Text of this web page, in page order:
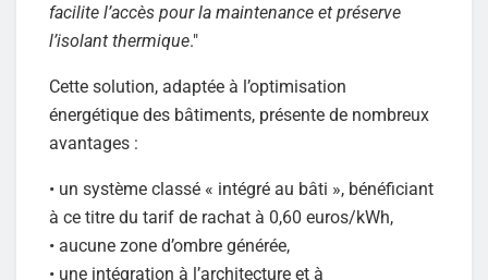
facilite l’accès pour la maintenance et préserve
l’isolant thermique."
Cette solution, adaptée à l’optimisation
énergétique des bâtiments, présente de nombreux
avantages :
• un système classé « intégré au bâti », bénéficiant
à ce titre du tarif de rachat à 0,60 euros/kWh,
• aucune zone d’ombre générée,
• une intégration à l’architecture et à